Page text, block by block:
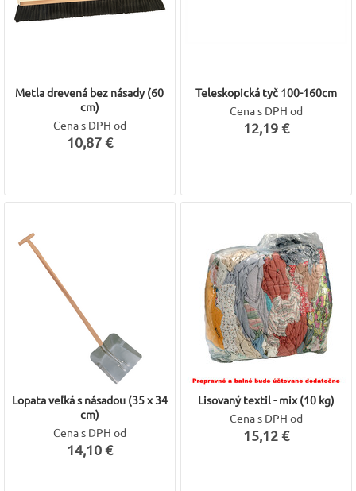
Metla drevená bez násady (60
cm)
Cena s DPH od
10,87 €
Teleskopická tyč 100-160cm
Cena s DPH od
12,19 €
Lopata veľká s násadou (35 x 34
cm)
Cena s DPH od
14,10 €
Lisovaný textil - mix (10 kg)
Cena s DPH od
15,12 €